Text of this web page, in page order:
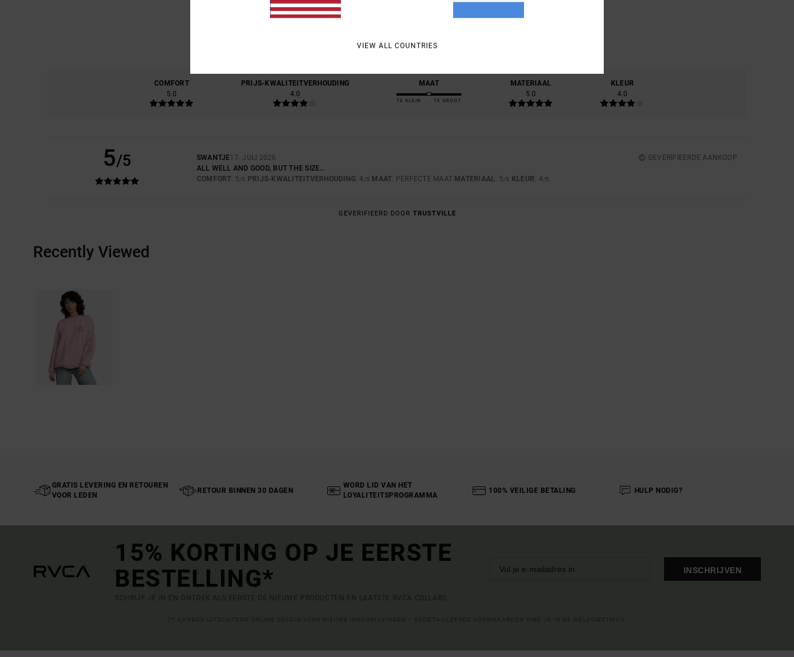
1 GEVERIFIEERDE BEOORDELINGEN
COMFORT
5.0
PRIJS-KWALITEITVERHOUDING
4.0
MAAT
TE KLEIN TE GROOT
MATERIAAL
5.0
KLEUR
4.0
5/5 SWANTJE17. JULI 2026
GEVERIFIEERDE AANKOOP
ALL WELL AND GOOD, BUT THE SIZE…
COMFORT: 5/5 PRIJS-KWALITEITVERHOUDING: 4 /5 MAAT: PERFECTE MAAT MATERIAAL: 5/5 KLEUR: 4/5
GEVERIFIEERD DOOR TRUSTVILLE
Recently Viewed
GRATIS LEVERING EN RETOUREN
VOOR LEDEN
RETOUR BINNEN 30 DAGEN
WORD LID VAN HET
LOYALITEITSPROGRAMMA
100% VEILIGE BETALING HULP NODIG?
15% KORTING OP JE EERSTE
BESTELLING*
SCHRIJF JE IN EN ONTDEK ALS EERSTE DE NIEUWE PRODUCTEN EN LAATSTE RVCA COLLABS.
INSCHRIJVEN
VIEW ALL COUNTRIES